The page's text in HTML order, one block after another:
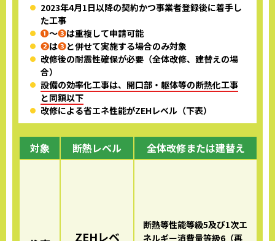
2023年4月1日以降の契約かつ事業者登録後に着手し
た工事
❶～❸は重複して申請可能
❷は❸と併せて実施する場合のみ対象
改修後の耐震性確保が必要（全体改修、建替えの場
合）
設備の効率化工事は、開口部・躯体等の断熱化工事
と同額以下
改修による省エネ性能がZEHレベル（下表）
対象 断熱レベル 全体改修または建替え
ZEHレベ
断熱等性能等級5及び1次エ
ネルギー消費量等級6（再